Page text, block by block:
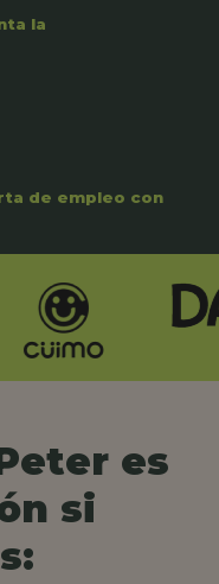
la
de empleo con
es
si